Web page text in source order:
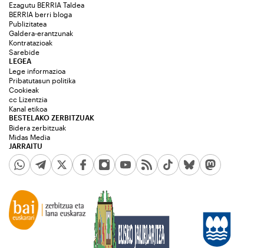
Ezagutu BERRIA Taldea
BERRIA berri bloga
Publizitatea
Galdera-erantzunak
Kontratazioak
Sarebide
JARRAITU
LEGEA
Lege informazioa
Pribatutasun politika
Cookieak
cc Lizentzia
Kanal etikoa
BESTELAKO ZERBITZUAK
Bidera zerbitzuak
Midas Media